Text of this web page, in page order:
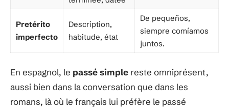
Pretérito
imperfecto
Description,
habitude, état
De pequeños,
siempre comíamos
juntos.
En espagnol, le passé simple reste omniprésent,
aussi bien dans la conversation que dans les
romans, là où le français lui préfère le passé